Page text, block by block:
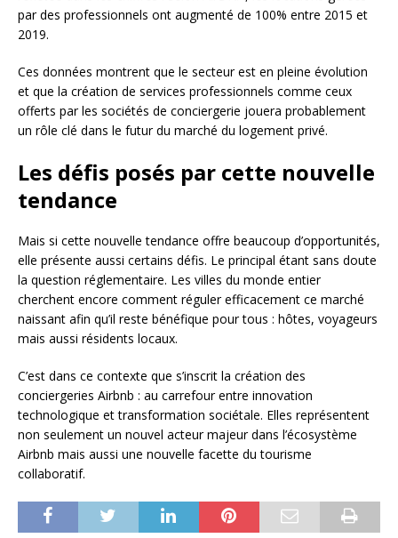
par des professionnels ont augmenté de 100% entre 2015 et
2019.
Ces données montrent que le secteur est en pleine évolution
et que la création de services professionnels comme ceux
offerts par les sociétés de conciergerie jouera probablement
un rôle clé dans le futur du marché du logement privé.
Les défis posés par cette nouvelle
tendance
Mais si cette nouvelle tendance offre beaucoup d’opportunités,
elle présente aussi certains défis. Le principal étant sans doute
la question réglementaire. Les villes du monde entier
cherchent encore comment réguler efficacement ce marché
naissant afin qu’il reste bénéfique pour tous : hôtes, voyageurs
mais aussi résidents locaux.
C’est dans ce contexte que s’inscrit la création des
conciergeries Airbnb : au carrefour entre innovation
technologique et transformation sociétale. Elles représentent
non seulement un nouvel acteur majeur dans l’écosystème
Airbnb mais aussi une nouvelle facette du tourisme
collaboratif.